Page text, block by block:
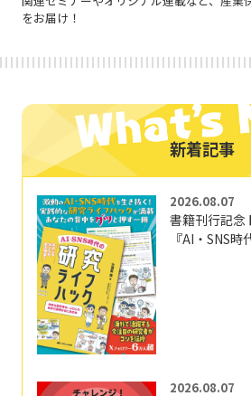
をお届け！
新着記事
2026.08.07
書籍刊行記念
『AI・SNS
2026.08.07